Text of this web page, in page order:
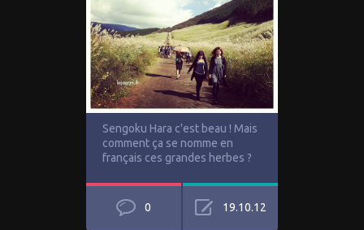
Sengoku Hara c'est beau ! Mais
comment ça se nomme en
français ces grandes herbes ?
0 19.10.12